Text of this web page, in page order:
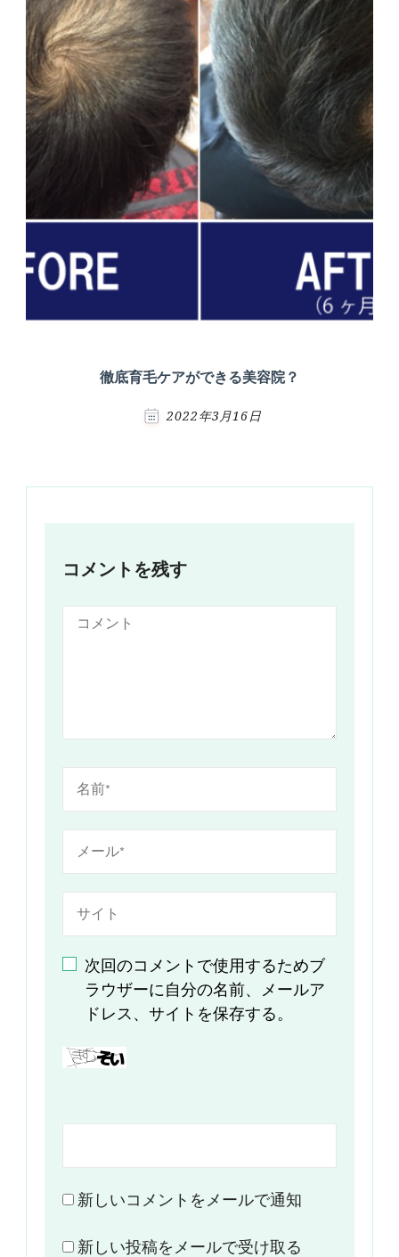
徹底育毛ケアができる美容院？
2022年3月16日
コメントを残す
次回のコメントで使用するためブ
ラウザーに自分の名前、メールア
ドレス、サイトを保存する。
新しいコメントをメールで通知
新しい投稿をメールで受け取る